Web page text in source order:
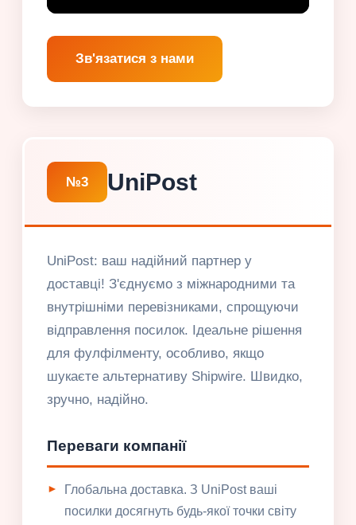
Зв'язатися з нами
№3 UniPost
UniPost: ваш надійний партнер у
доставці! З'єднуємо з міжнародними та
внутрішніми перевізниками, спрощуючи
відправлення посилок. Ідеальне рішення
для фулфілменту, особливо, якщо
шукаєте альтернативу Shipwire. Швидко,
зручно, надійно.
Переваги компанії
Глобальна доставка. З UniPost ваші
посилки досягнуть будь-якої точки світу